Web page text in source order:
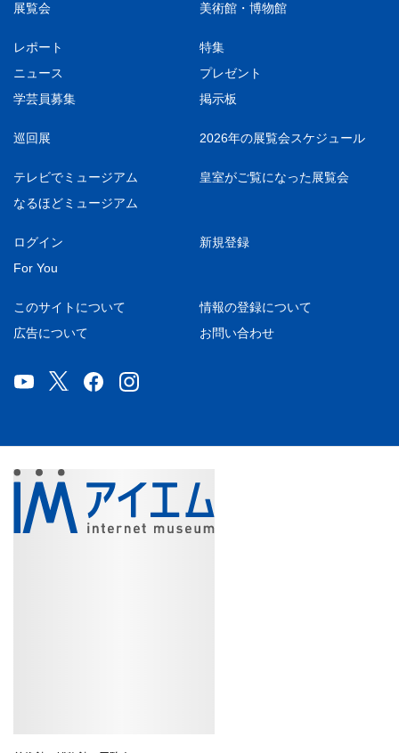
展覧会 美術館・博物館
レポート
特集
ニュース
プレゼント
学芸員募集
掲示板
巡回展 2026年の展覧会スケジュール
テレビでミュージアム
皇室がご覧になった展覧会
なるほどミュージアム
ログイン
新規登録
For You
このサイトについて
情報の登録について
広告について
お問い合わせ